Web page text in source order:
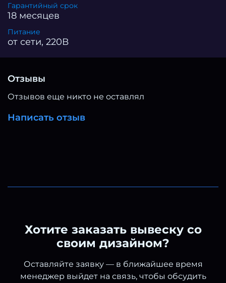
Гарантийный срок
18 месяцев
Питание
от сети, 220В
Отзывы
Отзывов еще никто не оставлял
Написать отзыв
Хотите заказать вывеску со
своим дизайном?
Оставляйте заявку — в ближайшее время
менеджер выйдет на связь, чтобы обсудить